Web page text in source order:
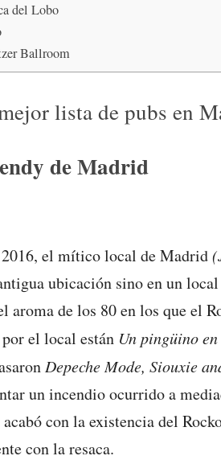
del Lobo
Ballroom
lista de pubs en
de Madrid
el mítico local de Madrid
ubicación sino en un
aroma de los 80 en los que el
el local están Un pingüino
Depeche Mode, Siouxie
un incendio ocurrido a
con la existencia del
con la resaca.